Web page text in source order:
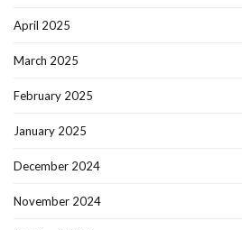
April 2025
March 2025
February 2025
January 2025
December 2024
November 2024